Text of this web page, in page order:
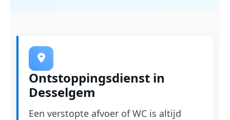
Ontstoppingsdienst in
Desselgem
Een verstopte afvoer of WC is altijd